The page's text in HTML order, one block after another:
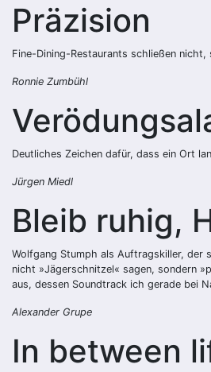
Präzision
Fine-Dining-Restaurants schließen nicht,
Ronnie Zumbühl
Deutliches Zeichen dafür, dass ein Ort
Jürgen Miedl
Bleib ruhig,
Wolfgang Stumph als Auftragskiller, der
nicht »Jägerschnitzel« sagen, sondern
aus, dessen Soundtrack ich gerade bei
Alexander Grupe
In between